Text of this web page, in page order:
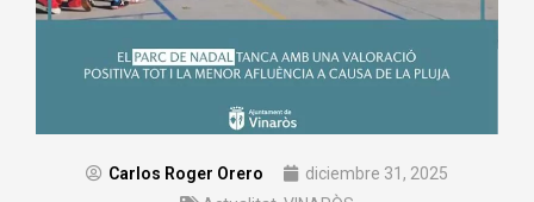
Carlos Roger Orero
diciembre 31, 2025